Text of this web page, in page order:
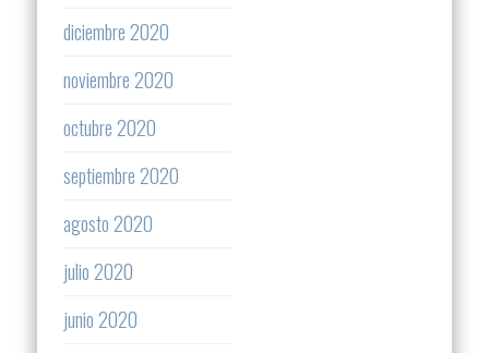
diciembre 2020
noviembre 2020
octubre 2020
septiembre 2020
agosto 2020
julio 2020
junio 2020